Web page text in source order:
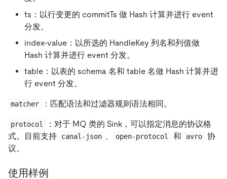
ts：以行变更的 commitTs 做 Hash 计算并进行 event
分发。
index-value：以所选的 HandleKey 列名和列值做
Hash 计算并进行 event 分发。
table：以表的 schema 名和 table 名做 Hash 计算并进
行 event 分发。
matcher ：匹配语法和过滤器规则语法相同。
protocol
：对于 MQ 类的 Sink，可以指定消息的协议格
式。目前支持
canal-json 、 open-protocol 和 avro
协
议。
使用样例